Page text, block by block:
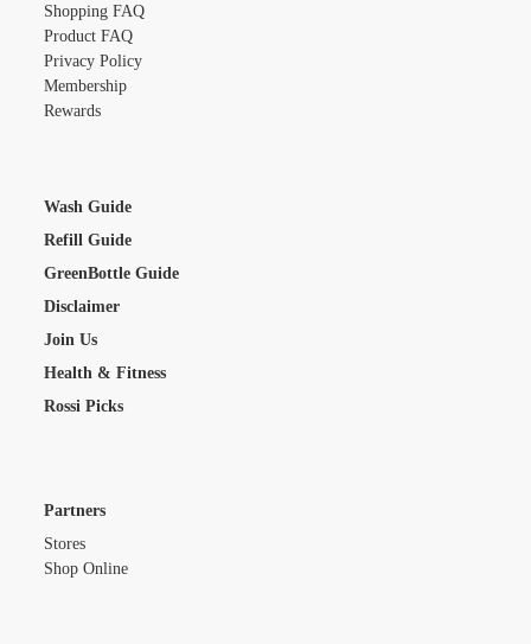
Shopping FAQ
Product FAQ
Privacy Policy
Membership
Rewards
Wash Guide
Refill Guide
GreenBottle Guide
Disclaimer
Join Us
Health & Fitness
Rossi Picks
Partners
Stores
Shop Online